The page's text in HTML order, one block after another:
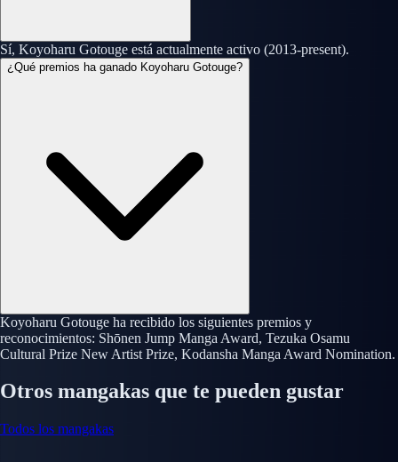
Sí, Koyoharu Gotouge está actualmente activo (2013-present).
¿Qué premios ha ganado Koyoharu Gotouge?
Koyoharu Gotouge ha recibido los siguientes premios y
reconocimientos: Shōnen Jump Manga Award, Tezuka Osamu
Cultural Prize New Artist Prize, Kodansha Manga Award Nomination.
Otros mangakas que te pueden gustar
Todos los mangakas